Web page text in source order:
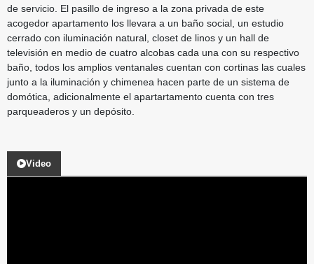
de servicio. El pasillo de ingreso a la zona privada de este
acogedor apartamento los llevara a un baño social, un estudio
cerrado con iluminación natural, closet de linos y un hall de
televisión en medio de cuatro alcobas cada una con su respectivo
baño, todos los amplios ventanales cuentan con cortinas las cuales
junto a la iluminación y chimenea hacen parte de un sistema de
domótica, adicionalmente el apartartamento cuenta con tres
parqueaderos y un depósito.
Video